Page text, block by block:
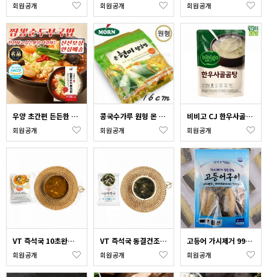
회원공개 회원공개 회원공개
우양 초간편 든든한 강릉식 짬뽕 순두부국밥 350g x 3개
회원공개
콩국수가루 원형 몬 현미 월남쌈 200g(라이스페이퍼) 사각월남쌈
회원공개
비비고 CJ 한우사골곰탕 500g x 10 사골곰탕
회원공개
VT 즉석국 10초완성 동결건조 특고사리육개장 15g 5P
회원공개
VT 즉석국 동결건조 블럭국 사골미역국 10g 5P
회원공개
고등어 가시제거 99% 순살구이 500g 손질생선 전자렌지 에어프라이어 간편조리
회원공개